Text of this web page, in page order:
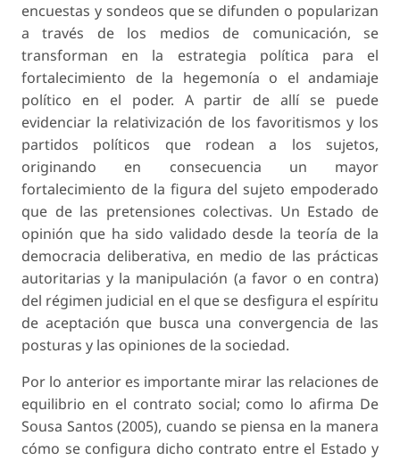
encuestas y sondeos que se difunden o popularizan
a través de los medios de comunicación, se
transforman en la estrategia política para el
fortalecimiento de la hegemonía o el andamiaje
político en el poder. A partir de allí se puede
evidenciar la relativización de los favoritismos y los
partidos políticos que rodean a los sujetos,
originando en consecuencia un mayor
fortalecimiento de la figura del sujeto empoderado
que de las pretensiones colectivas. Un Estado de
opinión que ha sido validado desde la teoría de la
democracia deliberativa, en medio de las prácticas
autoritarias y la manipulación (a favor o en contra)
del régimen judicial en el que se desfigura el espíritu
de aceptación que busca una convergencia de las
posturas y las opiniones de la sociedad.
Por lo anterior es importante mirar las relaciones de
equilibrio en el contrato social; como lo afirma De
Sousa Santos (2005), cuando se piensa en la manera
cómo se configura dicho contrato entre el Estado y